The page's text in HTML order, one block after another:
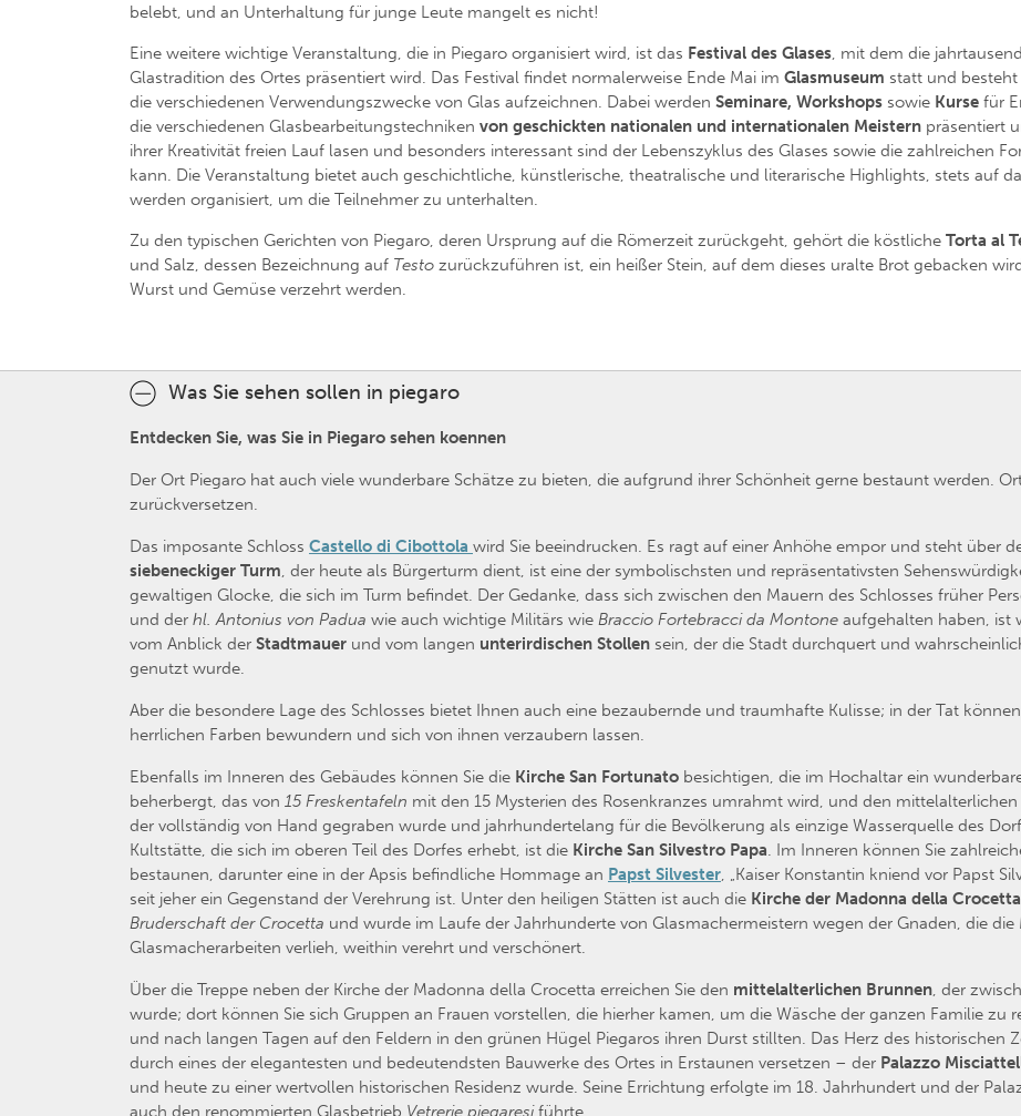
belebt, und an Unterhaltung für junge Leute mangelt es nicht!
Eine weitere wichtige Veranstaltung, die in Piegaro organisiert wird, ist das Festival des Glases, mit dem die
Glastradition des Ortes präsentiert wird. Das Festival findet normalerweise Ende Mai im Glasmuseum statt und
die verschiedenen Verwendungszwecke von Glas aufzeichnen. Dabei werden Seminare, Workshops sowie Kurse für
die verschiedenen Glasbearbeitungstechniken von geschickten nationalen und internationalen Meistern präsentiert
ihrer Kreativität freien Lauf lasen und besonders interessant sind der Lebenszyklus des Glases sowie die zahlreichen
kann. Die Veranstaltung bietet auch geschichtliche, künstlerische, theatralische und literarische Highlights, stets auf
werden organisiert, um die Teilnehmer zu unterhalten.
Zu den typischen Gerichten von Piegaro, deren Ursprung auf die Römerzeit zurückgeht, gehört die köstliche Torta al
und Salz, dessen Bezeichnung auf Testo zurückzuführen ist, ein heißer Stein, auf dem dieses uralte Brot gebacken
Wurst und Gemüse verzehrt werden.
Was Sie sehen sollen in piegaro
Entdecken Sie, was Sie in Piegaro sehen koennen
Der Ort Piegaro hat auch viele wunderbare Schätze zu bieten, die aufgrund ihrer Schönheit gerne bestaunt werden.
zurückversetzen.
Das imposante Schloss Castello di Cibottola wird Sie beeindrucken. Es ragt auf einer Anhöhe empor und steht über
siebeneckiger Turm, der heute als Bürgerturm dient, ist eine der symbolischsten und repräsentativsten
gewaltigen Glocke, die sich im Turm befindet. Der Gedanke, dass sich zwischen den Mauern des Schlosses früher
und der hl. Antonius von Padua wie auch wichtige Militärs wie Braccio Fortebracci da Montone aufgehalten haben, ist
vom Anblick der Stadtmauer und vom langen unterirdischen Stollen sein, der die Stadt durchquert und
genutzt wurde.
Aber die besondere Lage des Schlosses bietet Ihnen auch eine bezaubernde und traumhafte Kulisse; in der Tat
herrlichen Farben bewundern und sich von ihnen verzaubern lassen.
Ebenfalls im Inneren des Gebäudes können Sie die Kirche San Fortunato besichtigen, die im Hochaltar ein
beherbergt, das von 15 Freskentafeln mit den 15 Mysterien des Rosenkranzes umrahmt wird, und den
der vollständig von Hand gegraben wurde und jahrhundertelang für die Bevölkerung als einzige Wasserquelle des
Kultstätte, die sich im oberen Teil des Dorfes erhebt, ist die Kirche San Silvestro Papa. Im Inneren können Sie
bestaunen, darunter eine in der Apsis befindliche Hommage an Papst Silvester, „Kaiser Konstantin kniend vor Papst
seit jeher ein Gegenstand der Verehrung ist. Unter den heiligen Stätten ist auch die Kirche der Madonna della Crocetta
Bruderschaft der Crocetta und wurde im Laufe der Jahrhunderte von Glasmachermeistern wegen der Gnaden, die
Glasmacherarbeiten verlieh, weithin verehrt und verschönert.
Über die Treppe neben der Kirche der Madonna della Crocetta erreichen Sie den mittelalterlichen Brunnen, der
wurde; dort können Sie sich Gruppen an Frauen vorstellen, die hierher kamen, um die Wäsche der ganzen Familie zu
und nach langen Tagen auf den Feldern in den grünen Hügel Piegaros ihren Durst stillten. Das Herz des historischen
durch eines der elegantesten und bedeutendsten Bauwerke des Ortes in Erstaunen versetzen – der Palazzo
und heute zu einer wertvollen historischen Residenz wurde. Seine Errichtung erfolgte im 18. Jahrhundert und der
auch den renommierten Glasbetrieb Vetrerie piegaresiführte.